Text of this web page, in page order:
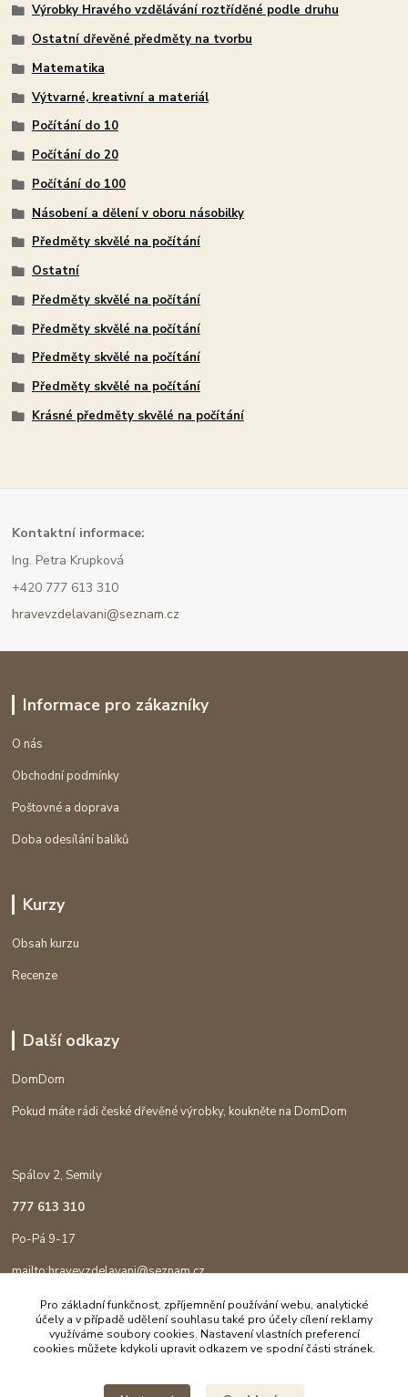
Výrobky Hravého vzdělávání roztříděné podle druhu
Ostatní dřevěné předměty na tvorbu
Matematika
Výtvarné, kreativní a materiál
Počítání do 10
Počítání do 20
Počítání do 100
Násobení a dělení v oboru násobilky
Předměty skvělé na počítání
Ostatní
Předměty skvělé na počítání
Předměty skvělé na počítání
Předměty skvělé na počítání
Předměty skvělé na počítání
Krásné předměty skvělé na počítání
Kontaktní informace:
Ing. Petra Krupková
+420 777 613 310
hravevzdelavani@seznam.cz
Informace pro zákazníky
O nás
Obchodní podmínky
Poštovné a doprava
Doba odesílání balíků
Kurzy
Obsah kurzu
Recenze
Další odkazy
DomDom
Pokud máte rádi české dřevěné výrobky, koukněte na DomDom
Spálov 2, Semily
777 613 310
Po-Pá 9-17
mailto:hravevzdelavani@seznam.cz
Pro základní funkčnost, zpříjemnění používání webu, analytické
účely a v případě udělení souhlasu také pro účely cílení reklamy
využíváme soubory cookies. Nastavení vlastních preferencí
cookies můžete kdykoli upravit odkazem ve spodní části stránek.